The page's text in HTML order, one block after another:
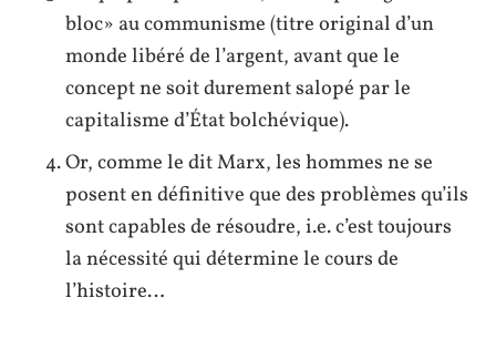
bloc» au communisme (titre original d’un
monde libéré de l’argent, avant que le
concept ne soit durement salopé par le
capitalisme d’État bolchévique).
Or, comme le dit Marx, les hommes ne se
posent en définitive que des problèmes qu’ils
sont capables de résoudre, i.e. c’est toujours
la nécessité qui détermine le cours de
l’histoire…